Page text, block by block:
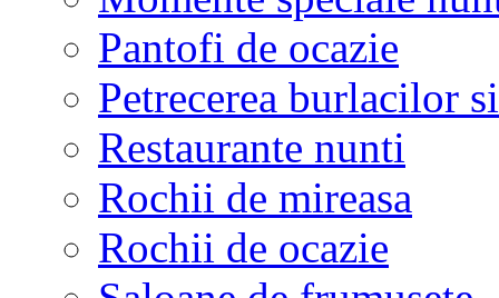
Pantofi de ocazie
Petrecerea burlacilor
Restaurante nunti
Rochii de mireasa
Rochii de ocazie